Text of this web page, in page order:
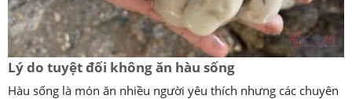
Lý do tuyệt đối không ăn hàu sống
Hàu sống là món ăn nhiều người yêu thích nhưng các chuyên